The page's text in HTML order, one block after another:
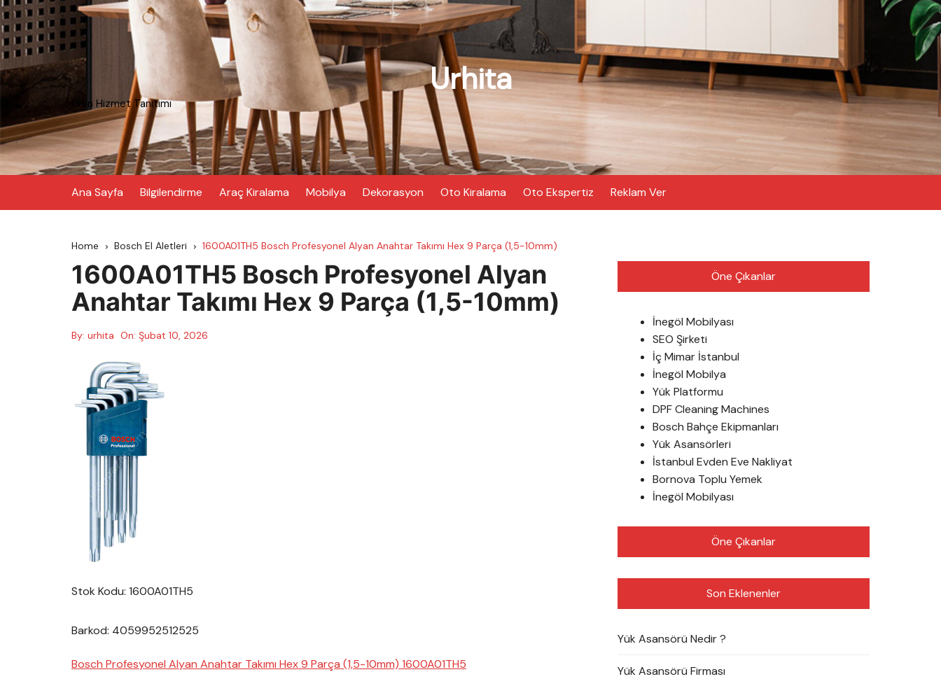
Skip
to
content
Urhita
Ürün Hizmet Tanıtımı
Ana Sayfa Bilgilendirme Araç Kiralama Mobilya Dekorasyon Oto Kiralama Oto Ekspertiz Reklam Ver
Home Bosch El Aletleri 1600A01TH5 Bosch Profesyonel Alyan Anahtar Takımı Hex 9 Parça (1,5-10mm)
1600A01TH5 Bosch Profesyonel Alyan
Anahtar Takımı Hex 9 Parça (1,5-10mm)
By: urhita On: Şubat 10, 2026
Stok Kodu: 1600A01TH5
Barkod: 4059952512525
Bosch Profesyonel Alyan Anahtar Takımı Hex 9 Parça (1,5-10mm) 1600A01TH5
Öne Çıkanlar
İnegöl Mobilyası
SEO Şirketi
İç Mimar İstanbul
İnegöl Mobilya
Yük Platformu
DPF Cleaning Machines
Bosch Bahçe Ekipmanları
Yük Asansörleri
İstanbul Evden Eve Nakliyat
Bornova Toplu Yemek
İnegöl Mobilyası
Öne Çıkanlar
Son Eklenenler
Yük Asansörü Nedir ?
Yük Asansörü Firması